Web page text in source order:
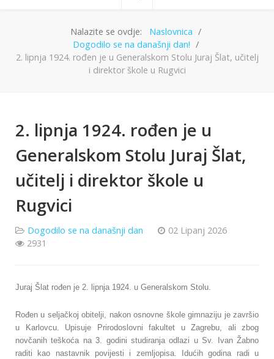
Nalazite se ovdje:
Naslovnica
Dogodilo se na današnji dan!
2. lipnja 1924. rođen je u Generalskom Stolu Juraj Šlat, učitelj
i direktor škole u Rugvici
2. lipnja 1924. rođen je u
Generalskom Stolu Juraj Šlat,
učitelj i direktor škole u
Rugvici
Dogodilo se na današnji dan
02 Lipanj 2026
2931
Juraj Šlat rođen je 2. lipnja 1924. u Generalskom Stolu.
Rođen u seljačkoj obitelji, nakon osnovne škole gimnaziju je završio
u Karlovcu. Upisuje Prirodoslovni fakultet u Zagrebu, ali zbog
novčanih teškoća na 3. godini studiranja odlazi u Sv. Ivan Žabno
raditi kao nastavnik povijesti i zemljopisa. Idućih godina radi u